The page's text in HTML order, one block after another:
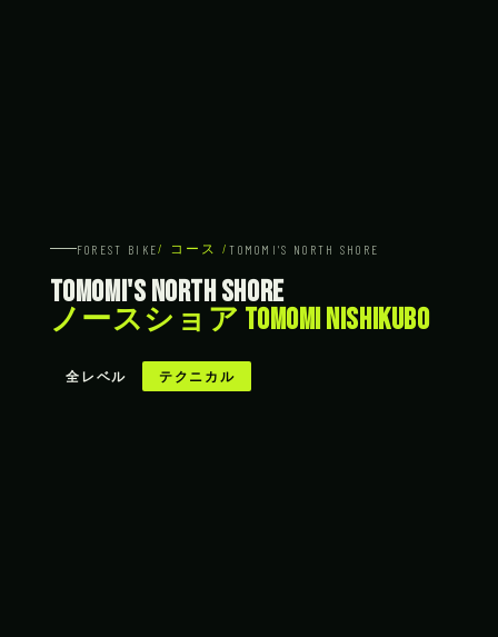
FOREST BIKE/ コース /TOMOMI'S NORTH SHORE
TOMOMI'S NORTH SHORE
ノースショア Tomomi Nishikubo
全レベル テクニカル